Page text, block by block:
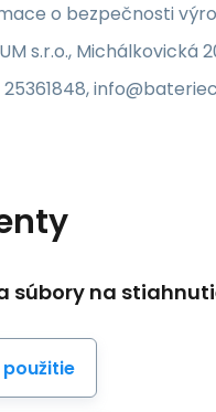
o bezpečnosti
s.r.o.,
25361848,
súbory na